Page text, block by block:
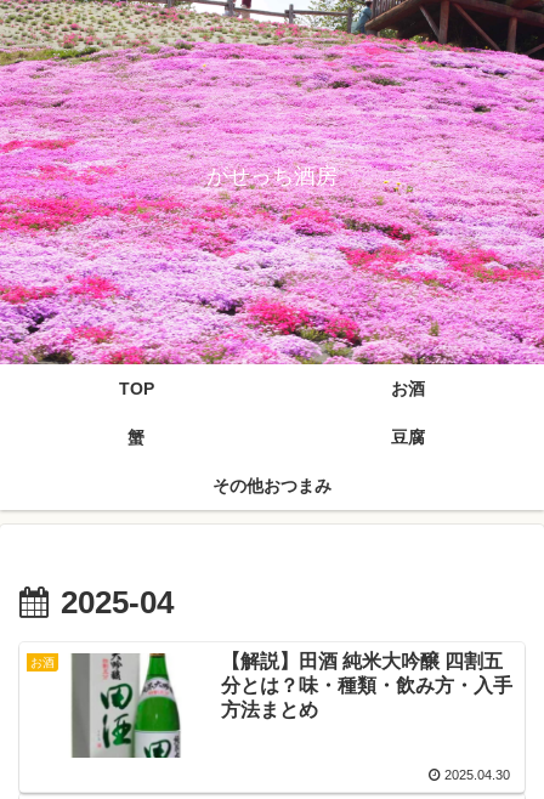
がせっち酒房
TOP お酒
蟹 豆腐
その他おつまみ
2025-04
お酒
【解説】田酒 純米大吟醸 四割五
分とは？味・種類・飲み方・入手
方法まとめ
2025.04.30